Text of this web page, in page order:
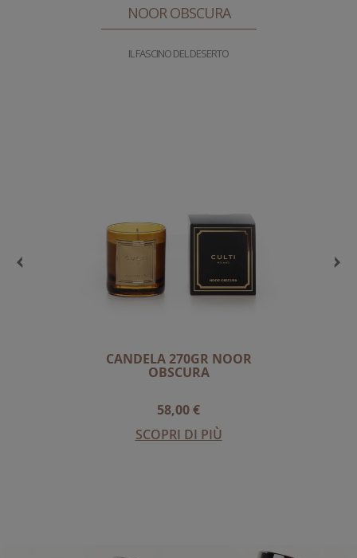
NOOR OBSCURA
IL FASCINO DEL DESERTO
CANDELA 270GR NOOR
OBSCURA
58,00 €
SCOPRI DI PIÙ